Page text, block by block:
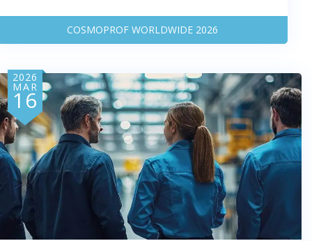
COSMOPROF WORLDWIDE 2026
2026
MAR
16